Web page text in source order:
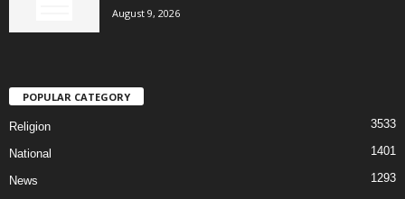
August 9, 2026
POPULAR CATEGORY
Religion 3533
National 1401
News
1293